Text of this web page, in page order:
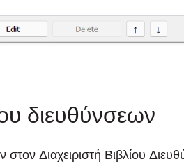
διευθύνσεων
Διαχειριστή Βιβλίου